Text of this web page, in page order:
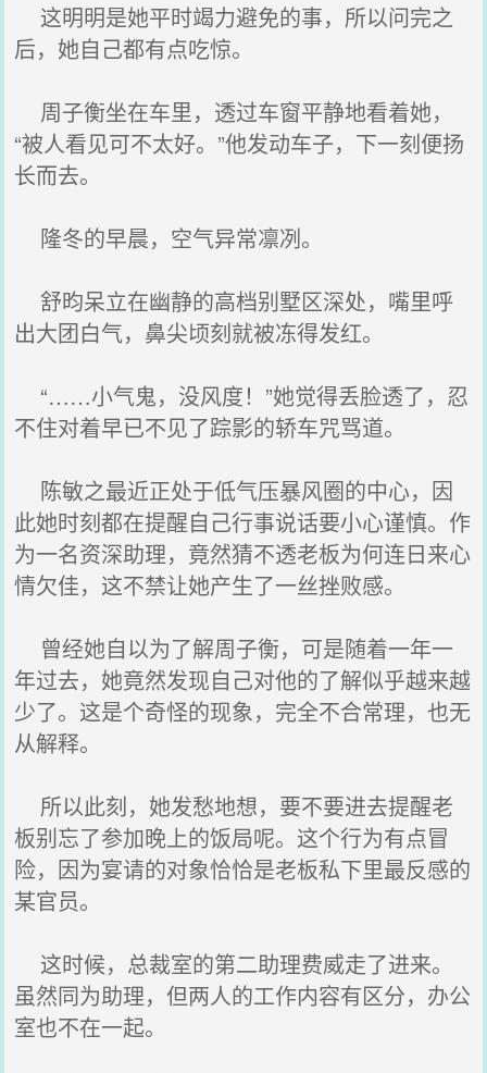
这明明是她平时竭力避免的事，所以问完之
后，她自己都有点吃惊。
周子衡坐在车里，透过车窗平静地看着她，
“被人看见可不太好。”他发动车子，下一刻便扬
长而去。
隆冬的早晨，空气异常凛冽。
舒昀呆立在幽静的高档别墅区深处，嘴里呼
出大团白气，鼻尖顷刻就被冻得发红。
“……小气鬼，没风度！”她觉得丢脸透了，忍
不住对着早已不见了踪影的轿车咒骂道。
陈敏之最近正处于低气压暴风圈的中心，因
此她时刻都在提醒自己行事说话要小心谨慎。作
为一名资深助理，竟然猜不透老板为何连日来心
情欠佳，这不禁让她产生了一丝挫败感。
曾经她自以为了解周子衡，可是随着一年一
年过去，她竟然发现自己对他的了解似乎越来越
少了。这是个奇怪的现象，完全不合常理，也无
从解释。
所以此刻，她发愁地想，要不要进去提醒老
板别忘了参加晚上的饭局呢。这个行为有点冒
险，因为宴请的对象恰恰是老板私下里最反感的
某官员。
这时候，总裁室的第二助理费威走了进来。
虽然同为助理，但两人的工作内容有区分，办公
室也不在一起。